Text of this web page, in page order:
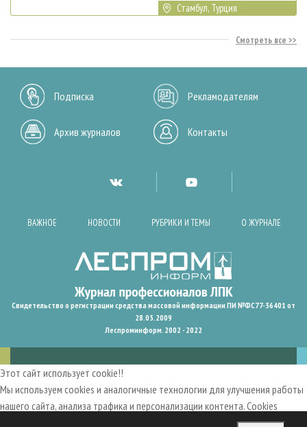
Стамбул, Турция
Смотреть все
Подписка Рекламодателям
Архив журналов Контакты
ВАЖНОЕ НОВОСТИ РУБРИКИ И ТЕМЫ О ЖУРНАЛЕ
Свидетельство о регистрации средства массовой информации ПИ №ФС77-36401 от
28.05.2009
Леспроминформ. 2002 - 2022
Этот сайт использует cookie!!
Мы используем cookies и аналогичные технологии для улучшения работы
нашего сайта, анализа трафика и персонализации контента. Cookies